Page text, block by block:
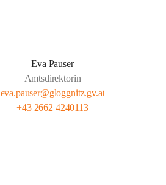
Eva Pauser
Amtsdirektorin
eva.pauser@gloggnitz.gv.at
+43 2662 4240113